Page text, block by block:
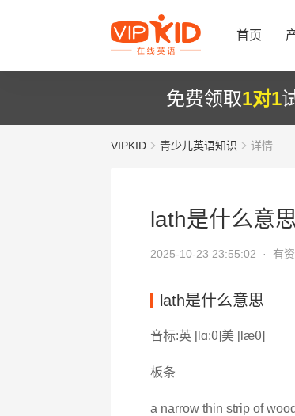
首页
免费领取1对1
VIPKID 青少儿英语知识 详情
lath是什么意
2025-10-23 23:55:02 · 有
lath是什么意思
音标:英 [lɑ:θ]美 [læθ]
板条
a narrow thin strip of